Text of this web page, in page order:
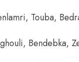
Touba,
Bendebka,